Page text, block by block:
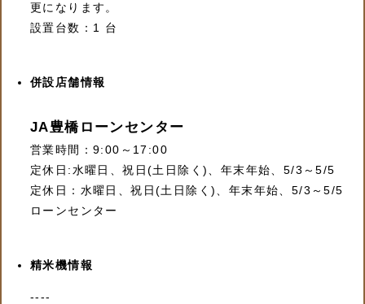
更になります。
設置台数：1 台
併設店舗情報
JA豊橋ローンセンター
営業時間：9:00～17:00
定休日:水曜日、祝日(土日除く)、年末年始、5/3～5/5
定休日：水曜日、祝日(土日除く)、年末年始、5/3～5/5
ローンセンター
精米機情報
----